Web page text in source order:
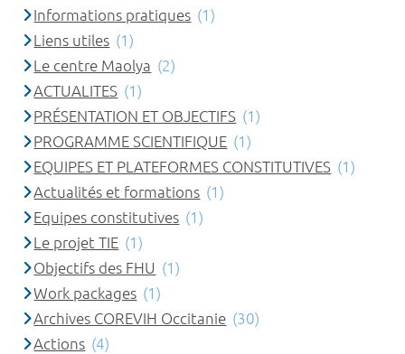
Informations pratiques (1)
Liens utiles (1)
Le centre Maolya (2)
ACTUALITES (1)
PRÉSENTATION ET OBJECTIFS (1)
PROGRAMME SCIENTIFIQUE (1)
EQUIPES ET PLATEFORMES CONSTITUTIVES (1)
Actualités et formations (1)
Equipes constitutives (1)
Le projet TIE (1)
Objectifs des FHU (1)
Work packages (1)
Archives COREVIH Occitanie (30)
Actions (4)